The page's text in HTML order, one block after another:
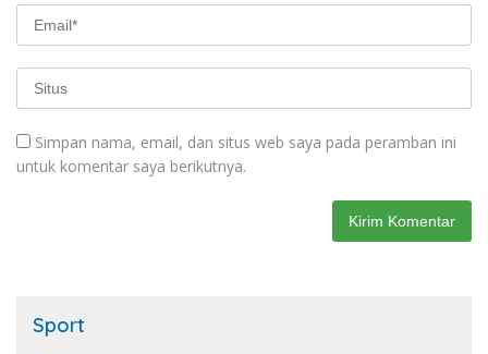
Simpan nama, email, dan situs web saya pada peramban ini
untuk komentar saya berikutnya.
Sport